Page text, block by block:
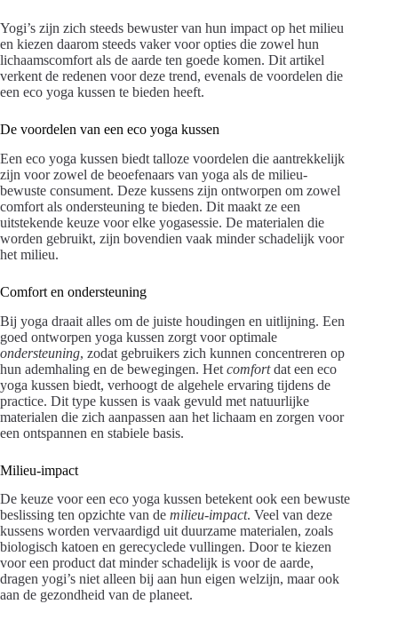
Yogi’s zijn zich steeds bewuster van hun impact op het milieu
en kiezen daarom steeds vaker voor opties die zowel hun
lichaamscomfort als de aarde ten goede komen. Dit artikel
verkent de redenen voor deze trend, evenals de voordelen die
een eco yoga kussen te bieden heeft.
De voordelen van een eco yoga kussen
Een eco yoga kussen biedt talloze voordelen die aantrekkelijk
zijn voor zowel de beoefenaars van yoga als de milieu-
bewuste consument. Deze kussens zijn ontworpen om zowel
comfort als ondersteuning te bieden. Dit maakt ze een
uitstekende keuze voor elke yogasessie. De materialen die
worden gebruikt, zijn bovendien vaak minder schadelijk voor
het milieu.
Comfort en ondersteuning
Bij yoga draait alles om de juiste houdingen en uitlijning. Een
goed ontworpen yoga kussen zorgt voor optimale
ondersteuning, zodat gebruikers zich kunnen concentreren op
hun ademhaling en de bewegingen. Het comfortdat een eco
yoga kussen biedt, verhoogt de algehele ervaring tijdens de
practice. Dit type kussen is vaak gevuld met natuurlijke
materialen die zich aanpassen aan het lichaam en zorgen voor
een ontspannen en stabiele basis.
Milieu-impact
De keuze voor een eco yoga kussen betekent ook een bewuste
beslissing ten opzichte van de milieu-impact. Veel van deze
kussens worden vervaardigd uit duurzame materialen, zoals
biologisch katoen en gerecyclede vullingen. Door te kiezen
voor een product dat minder schadelijk is voor de aarde,
dragen yogi’s niet alleen bij aan hun eigen welzijn, maar ook
aan de gezondheid van de planeet.